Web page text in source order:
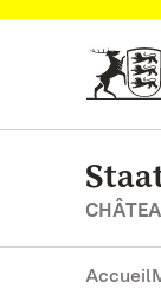
Vers la page
Accueil